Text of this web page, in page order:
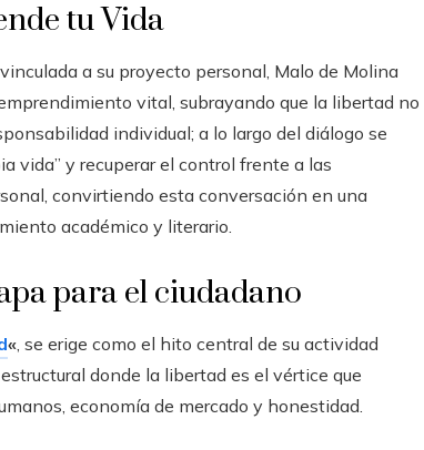
tu Vida
a su proyecto personal, Malo de Molina
vital, subrayando que la libertad no
individual; a lo largo del diálogo se
vida” y recuperar el control frente a las
convirtiendo esta conversación en una
académico y literario.
para el ciudadano
«, se erige como el hito central de su actividad
donde la libertad es el vértice que
economía de mercado y honestidad.